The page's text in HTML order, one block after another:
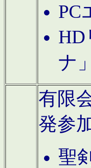
PC
HD
ナ
有限
発参
聖